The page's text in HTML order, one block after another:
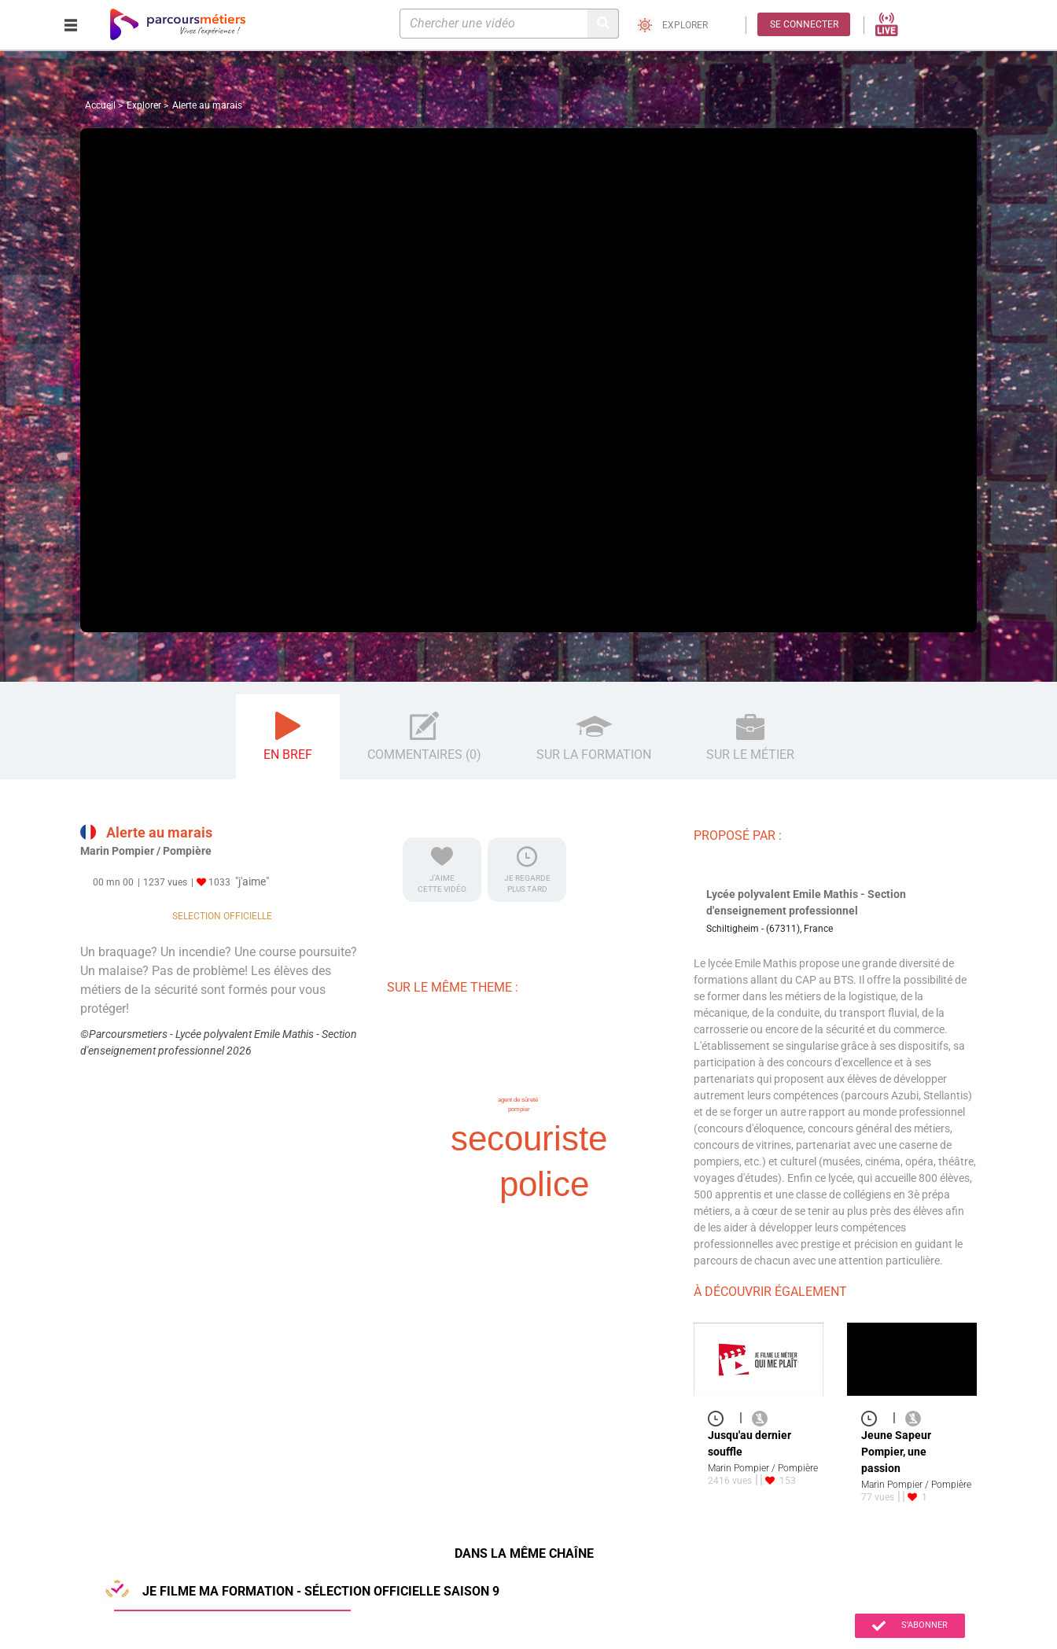
EXPLORER SE CONNECTER
Accueil Explorer Alerte au marais
EN BREF COMMENTAIRES (0) SUR LA FORMATION SUR LE MÉTIER
Alerte au marais
Marin Pompier / Pompière
00 mn 00 1237 vues 1033 "j'aime"
SELECTION OFFICIELLE
Un braquage? Un incendie? Une course poursuite?
Un malaise? Pas de problème! Les élèves des
métiers de la sécurité sont formés pour vous
protéger!
©Parcoursmetiers - Lycée polyvalent Emile Mathis - Section
d'enseignement professionnel 2026
J'AIME
CETTE VIDÉO
JE REGARDE
PLUS TARD
SUR LE MÊME THEME :
secouriste
police
pompier
agent de sûreté
PROPOSÉ PAR :
Lycée polyvalent Emile Mathis - Section
d'enseignement professionnel
Schiltigheim - (67311), France
Le lycée Emile Mathis propose une grande diversité de
formations allant du CAP au BTS. Il offre la possibilité de
se former dans les métiers de la logistique, de la
mécanique, de la conduite, du transport fluvial, de la
carrosserie ou encore de la sécurité et du commerce.
L'établissement se singularise grâce à ses dispositifs, sa
participation à des concours d'excellence et à ses
partenariats qui proposent aux élèves de développer
autrement leurs compétences (parcours Azubi, Stellantis)
et de se forger un autre rapport au monde professionnel
(concours d'éloquence, concours général des métiers,
concours de vitrines, partenariat avec une caserne de
pompiers, etc.) et culturel (musées, cinéma, opéra, théâtre,
voyages d'études). Enfin ce lycée, qui accueille 800 élèves,
500 apprentis et une classe de collégiens en 3è prépa
métiers, a à cœur de se tenir au plus près des élèves afin
de les aider à développer leurs compétences
professionnelles avec prestige et précision en guidant le
parcours de chacun avec une attention particulière.
À DÉCOUVRIR ÉGALEMENT
|
Jusqu'au dernier
souffle
Marin Pompier / Pompière
2416 vues
153
|
Jeune Sapeur
Pompier, une
passion
Marin Pompier / Pompière
77 vues
1
DANS LA MÊME CHAÎNE
JE FILME MA FORMATION - SÉLECTION OFFICIELLE SAISON 9
S'ABONNER